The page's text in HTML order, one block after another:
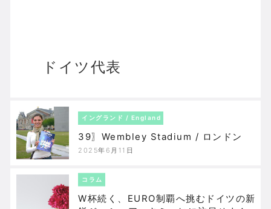
ドイツ代表
イングランド / England
39〗Wembley Stadium / ロンドン
2025年6月11日
コラム
W杯続く、EURO制覇へ挑むドイツの新